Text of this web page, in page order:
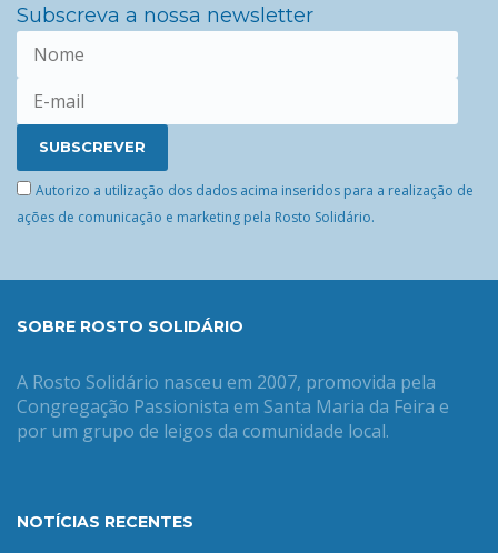
Subscreva a nossa newsletter
Autorizo a utilização dos dados acima inseridos para a realização de
ações de comunicação e marketing pela Rosto Solidário.
SOBRE ROSTO SOLIDÁRIO
A Rosto Solidário nasceu em 2007, promovida pela
Congregação Passionista em Santa Maria da Feira e
por um grupo de leigos da comunidade local.
NOTÍCIAS RECENTES